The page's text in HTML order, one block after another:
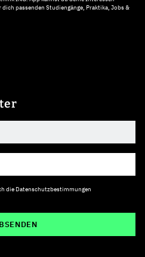
passenden Studiengänge, Praktika, Jobs &
die Datenschutzbestimmungen